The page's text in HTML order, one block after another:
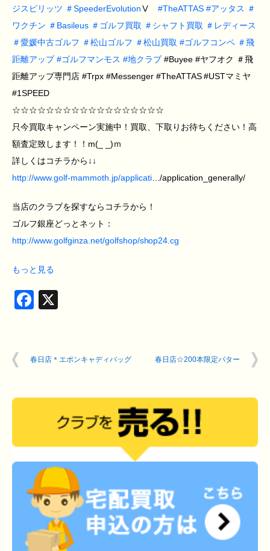
ジスピリッツ ＃SpeederEvolutionⅤ #TheATTAS #アッタス ＃
ワクチン ＃ Basileus ＃ ゴルフ買取 ＃ シャフト買取 ＃ レディース
＃愛媛中古ゴルフ ＃松山ゴルフ ＃松山買取 #ゴルフコンペ ＃飛
距離アップ #ゴルフマンモス #地クラブ#Buyee #ヤフオク ＃飛
距離アップ専門店 #Trpx #Messenger #TheATTAS #USTマミヤ
#1SPEED
☆☆☆☆☆☆☆☆☆☆☆☆☆☆☆☆☆☆
只今買取キャンペーン実施中！買取、下取りお待ちください！高
額査定致します！！m(_ _)ｍ
詳しくはコチラから↓↓
http://www.golf-mammoth.jp/applicati…/application_generally/
当店のクラブを探すならコチラから！
ゴルフ銀座どっとネット：
http://www.golfginza.net/golfshop/shop24.cg
もっと見る
Facebook
春日店＊エポンキャディバッグ 春日店☆200本限定パター